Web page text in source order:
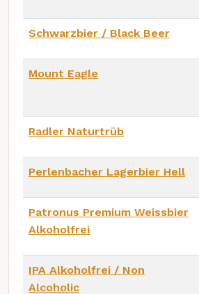
Schwarzbier / Black Beer
Mount Eagle
Radler Naturtrüb
Perlenbacher Lagerbier Hell
Patronus Premium Weissbier
Alkoholfrei
IPA Alkoholfrei / Non
Alcoholic